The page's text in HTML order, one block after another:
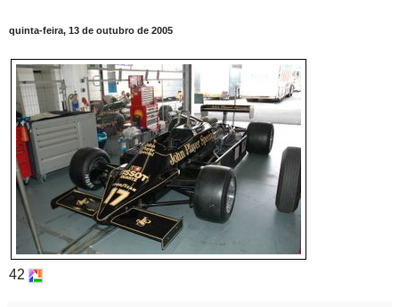
quinta-feira, 13 de outubro de 2005
42